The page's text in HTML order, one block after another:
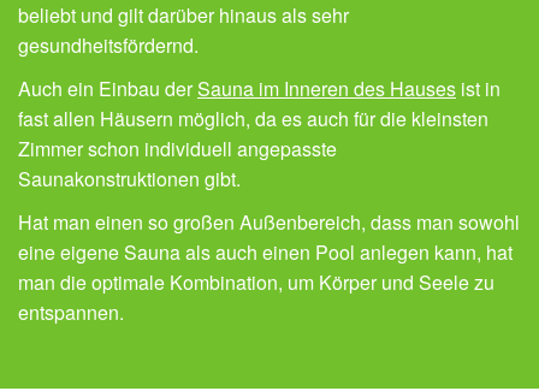
beliebt und gilt darüber hinaus als sehr
gesundheitsfördernd.
Auch ein Einbau derSauna im Inneren des Hauses ist in
fast allen Häusern möglich, da es auch für die kleinsten
Zimmer schon individuell angepasste
Saunakonstruktionen gibt.
Hat man einen so großen Außenbereich, dass man sowohl
eine eigene Sauna als auch einen Pool anlegen kann, hat
man die optimale Kombination, um Körper und Seele zu
entspannen.